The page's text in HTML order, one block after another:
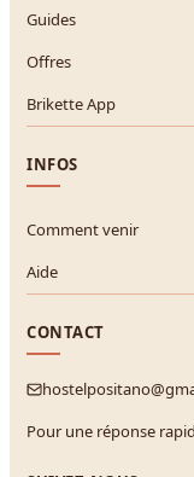
Guides
Offres
Brikette App
INFOS
Comment venir
Aide
CONTACT
Pour une réponse